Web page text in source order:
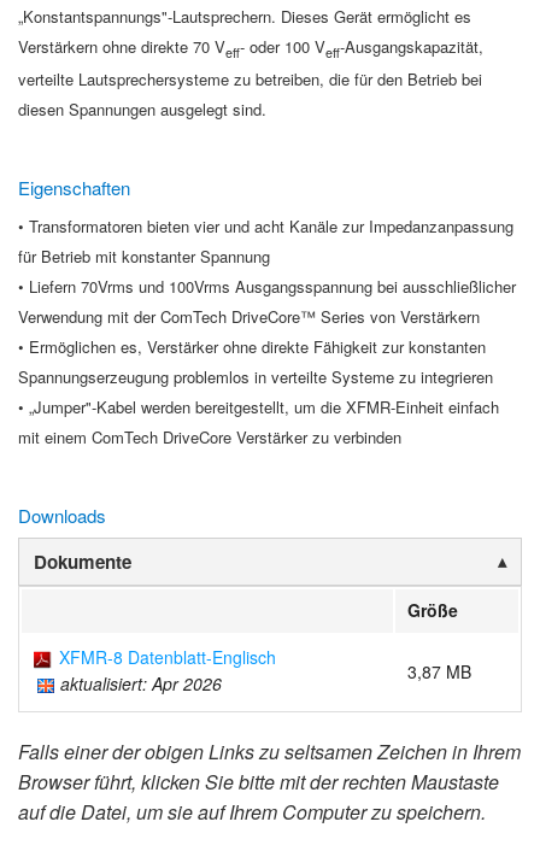
„Konstantspannungs"-Lautsprechern. Dieses Gerät ermöglicht es
Verstärkern ohne direkte 70 Veff- oder 100 Veff-Ausgangskapazität,
verteilte Lautsprechersysteme zu betreiben, die für den Betrieb bei
diesen Spannungen ausgelegt sind.
Eigenschaften
• Transformatoren bieten vier und acht Kanäle zur Impedanzanpassung
für Betrieb mit konstanter Spannung
• Liefern 70Vrms und 100Vrms Ausgangsspannung bei ausschließlicher
Verwendung mit der ComTech DriveCore™ Series von Verstärkern
• Ermöglichen es, Verstärker ohne direkte Fähigkeit zur konstanten
Spannungserzeugung problemlos in verteilte Systeme zu integrieren
• „Jumper"-Kabel werden bereitgestellt, um die XFMR-Einheit einfach
mit einem ComTech DriveCore Verstärker zu verbinden
Downloads
Dokumente
Größe
XFMR-8 Datenblatt-Englisch
aktualisiert: Apr 2026
3,87 MB
Falls einer der obigen Links zu seltsamen Zeichen in Ihrem
Browser führt, klicken Sie bitte mit der rechten Maustaste
auf die Datei, um sie auf Ihrem Computer zu speichern.